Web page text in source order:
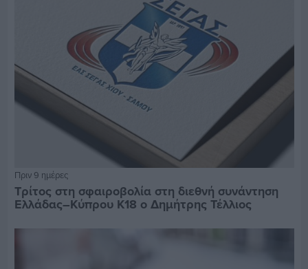
Πριν 9 ημέρες
Τρίτος στη σφαιροβολία στη διεθνή συνάντηση
Ελλάδας–Κύπρου Κ18 ο Δημήτρης Τέλλιος